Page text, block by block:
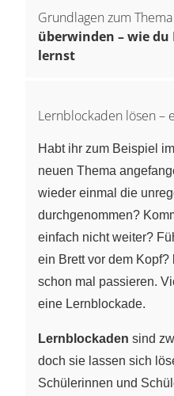
Grundlagen zum Thema
überwinden – wie
lernst
Lernblockaden lösen –
Habt ihr zum Beispiel
neuen Thema
wieder einmal die
durchgenommen?
einfach nicht weiter?
ein Brett vor dem Kopf?
schon mal passieren.
eine Lernblockade.
Lernblockaden sind
doch sie lassen sich
Schülerinnen und